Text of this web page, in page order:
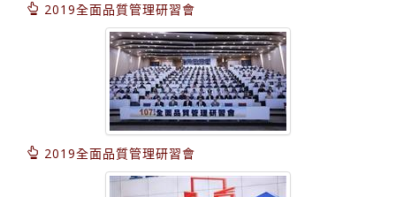
2019全面品質管理研習會
2019全面品質管理研習會